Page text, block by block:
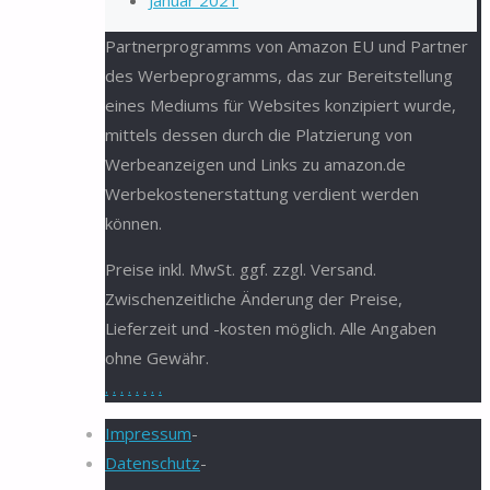
Partnerprogramms von Amazon EU und Partner
des Werbeprogramms, das zur Bereitstellung
eines Mediums für Websites konzipiert wurde,
mittels dessen durch die Platzierung von
Werbeanzeigen und Links zu amazon.de
Werbekostenerstattung verdient werden
können.
Preise inkl. MwSt. ggf. zzgl. Versand.
Zwischenzeitliche Änderung der Preise,
Lieferzeit und -kosten möglich. Alle Angaben
ohne Gewähr.
. . . . . . . .
Impressum-
Datenschutz-